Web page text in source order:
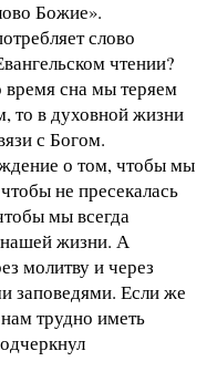
Божие».
слово
чтении?
время сна мы теряем
то в духовной жизни
с Богом.
о том, чтобы мы
не пресекалась
мы всегда
нашей жизни. А
молитву и через
заповедями. Если же
трудно иметь